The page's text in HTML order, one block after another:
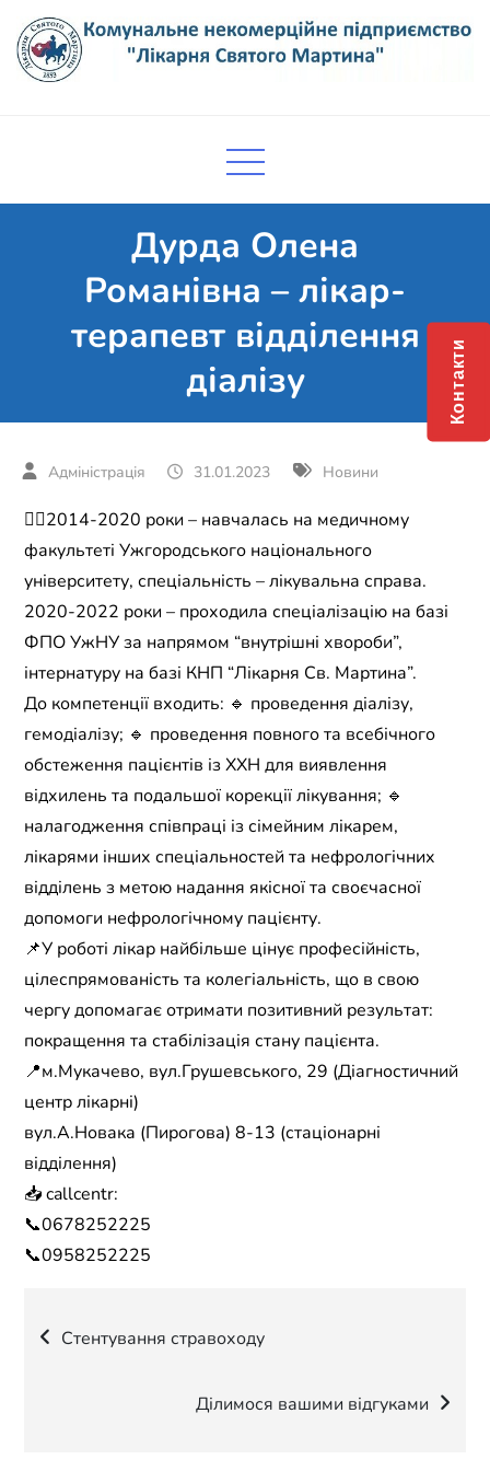
content
підприємство "Лікарня Святого
Дурда Олена
Романівна – лікар-
терапевт відділення
діалізу
31.01.2023 Новини
☝🏻2014-2020 роки – навчалась на медичному
факультеті Ужгородського національного
університету, спеціальність – лікувальна справа.
2020-2022 роки – проходила спеціалізацію на базі
ФПО УжНУ за напрямом “внутрішні хвороби”,
інтернатуру на базі КНП “Лікарня Св. Мартина”.
До компетенції входить: 🔹 проведення діалізу,
гемодіалізу; 🔹 проведення повного та всебічного
обстеження пацієнтів із ХХН для виявлення
відхилень та подальшої корекції лікування; 🔹
налагодження співпраці із сімейним лікарем,
лікарями інших спеціальностей та нефрологічних
відділень з метою надання якісної та своєчасної
допомоги нефрологічному пацієнту.
📌У роботі лікар найбільше цінує професійність,
цілеспрямованість та колегіальність, що в свою
чергу допомагає отримати позитивний результат:
покращення та стабілізація стану пацієнта.
📍м.Мукачево, вул.Грушевського, 29 (Діагностичний
центр лікарні)
вул.А.Новака (Пирогова) 8-13 (стаціонарні
відділення)
📥 callcentr:
📞0678252225
📞0958252225
Навігація
записів
Стентування стравоходу
Ділимося вашими відгуками
Контакти